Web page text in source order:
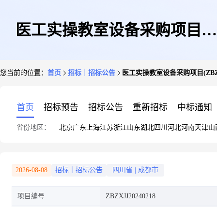
医工实操教室设备采购项目
您当前的位置： 首页 招标｜招标公告 医工实操教室设备采购项目
首页 招标预告 招标公告 重新招标 中标通知
省份地区： 北京广东 上海江苏浙江山东湖北四川 河北河南天津山
2026-08-08 招标｜招标公告 四川省 成都市
项目编号 ZBZXJJ20240218